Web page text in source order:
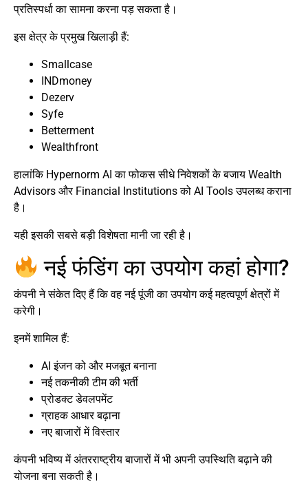
प्रतिस्पर्धा का सामना करना पड़ सकता है।
इस क्षेत्र के प्रमुख खिलाड़ी हैं:
Smallcase
INDmoney
Dezerv
Syfe
Betterment
Wealthfront
हालांकि Hypernorm AI का फोकस सीधे निवेशकों के बजाय Wealth
Advisors और Financial Institutions को AI Tools उपलब्ध कराना
है।
यही इसकी सबसे बड़ी विशेषता मानी जा रही है।
नई फंडिंग का उपयोग कहां होगा?
कंपनी ने संकेत दिए हैं कि वह नई पूंजी का उपयोग कई महत्वपूर्ण क्षेत्रों में
करेगी।
इनमें शामिल हैं:
AI इंजन को और मजबूत बनाना
नई तकनीकी टीम की भर्ती
प्रोडक्ट डेवलपमेंट
ग्राहक आधार बढ़ाना
नए बाजारों में विस्तार
कंपनी भविष्य में अंतरराष्ट्रीय बाजारों में भी अपनी उपस्थिति बढ़ाने की
योजना बना सकती है।